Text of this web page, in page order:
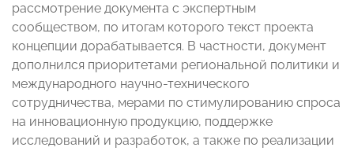
рассмотрение документа с экспертным
сообществом, по итогам которого текст проекта
концепции дорабатывается. В частности, документ
дополнился приоритетами региональной политики и
международного научно-технического
сотрудничества, мерами по стимулированию спроса
на инновационную продукцию, поддержке
исследований и разработок, а также по реализации